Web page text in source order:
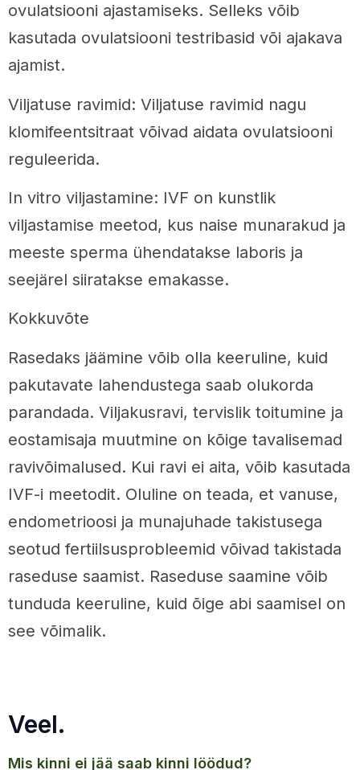
ovulatsiooni ajastamiseks. Selleks võib
kasutada ovulatsiooni testribasid või ajakava
ajamist.
Viljatuse ravimid: Viljatuse ravimid nagu
klomifeentsitraat võivad aidata ovulatsiooni
reguleerida.
In vitro viljastamine: IVF on kunstlik
viljastamise meetod, kus naise munarakud ja
meeste sperma ühendatakse laboris ja
seejärel siiratakse emakasse.
Kokkuvõte
Rasedaks jäämine võib olla keeruline, kuid
pakutavate lahendustega saab olukorda
parandada. Viljakusravi, tervislik toitumine ja
eostamisaja muutmine on kõige tavalisemad
ravivõimalused. Kui ravi ei aita, võib kasutada
IVF-i meetodit. Oluline on teada, et vanuse,
endometrioosi ja munajuhade takistusega
seotud fertiilsusprobleemid võivad takistada
raseduse saamist. Raseduse saamine võib
tunduda keeruline, kuid õige abi saamisel on
see võimalik.
Veel.
mis kinni ei jää saab kinni löödud?